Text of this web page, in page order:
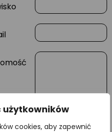
cookies, aby zapewnić